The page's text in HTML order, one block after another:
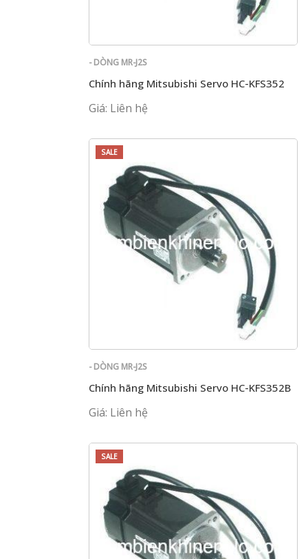
- DÒNG MR-J2S
Chính hãng Mitsubishi Servo HC-KFS352
Giá: Liên hệ
SALE
- DÒNG MR-J2S
Chính hãng Mitsubishi Servo HC-KFS352B
Giá: Liên hệ
SALE